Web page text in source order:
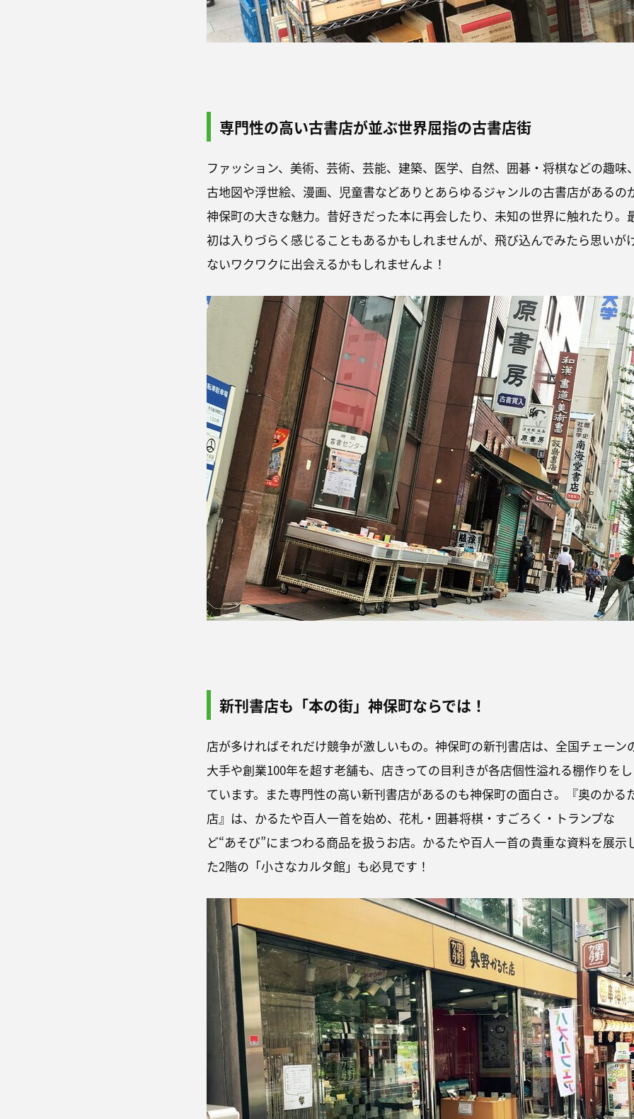
専門性の高い古書店が並ぶ世界屈指の古書店街
ファッション、美術、芸術、芸能、建築、医学、自然、囲碁・将棋などの趣味
古地図や浮世絵、漫画、児童書などありとあらゆるジャンルの古書店があるの
神保町の大きな魅力。昔好きだった本に再会したり、未知の世界に触れたり。
初は入りづらく感じることもあるかもしれませんが、飛び込んでみたら思いが
ないワクワクに出会えるかもしれませんよ！
新刊書店も「本の街」神保町ならでは！
店が多ければそれだけ競争が激しいもの。神保町の新刊書店は、全国チェーン
大手や創業100年を超す老舗も、店きっての目利きが各店個性溢れる棚作りをし
ています。また専門性の高い新刊書店があるのも神保町の面白さ。『奥のかる
店』は、かるたや百人一首を始め、花札・囲碁将棋・すごろく・トランプな
ど“あそび”にまつわる商品を扱うお店。かるたや百人一首の貴重な資料を展示
た2階の「小さなカルタ館」も必見です！